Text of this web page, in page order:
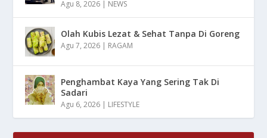
Agu 8, 2026 | NEWS
Olah Kubis Lezat & Sehat Tanpa Di Goreng
Agu 7, 2026 | RAGAM
Penghambat Kaya Yang Sering Tak Di
Sadari
Agu 6, 2026 | LIFESTYLE